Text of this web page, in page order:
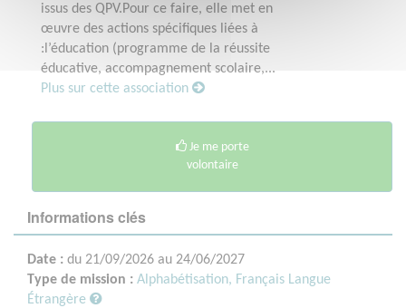
issus des QPV.Pour ce faire, elle met en
œuvre des actions spécifiques liées à
:l’éducation (programme de la réussite
éducative, accompagnement scolaire,...
Plus sur cette association
Je me porte
volontaire
Informations clés
Date : du 21/09/2026 au 24/06/2027
Type de mission : Alphabétisation, Français Langue
Étrangère